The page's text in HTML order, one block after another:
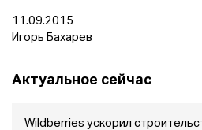
11.09.2015
Игорь Бахарев
Актуальное сейчас
Wildberries ускорил